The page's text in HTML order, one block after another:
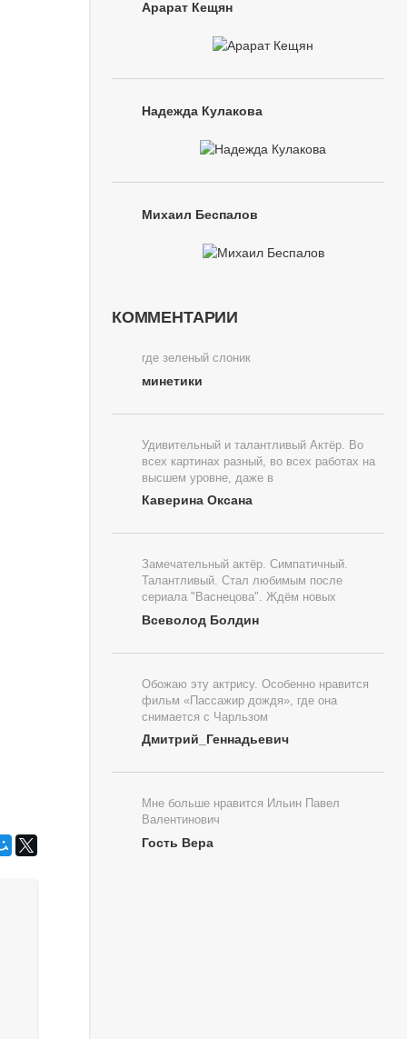
Арарат Кещян
Надежда Кулакова
Михаил Беспалов
КОММЕНТАРИИ
где зеленый слоник
минетики
Удивительный и талантливый Актёр. Во
всех картинах разный, во всех работах на
высшем уровне, даже в
Каверина Оксана
Замечательный актёр. Симпатичный.
Талантливый. Стал любимым после
сериала "Васнецова". Ждём новых
Всеволод Болдин
Обожаю эту актрису. Особенно нравится
фильм «Пассажир дождя», где она
снимается с Чарльзом
Дмитрий_Геннадьевич
Мне больше нравится Ильин Павел
Валентинович
Гость Вера